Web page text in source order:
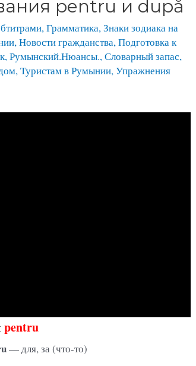
pentru и după
,Грамматика,Знаки зодиака на
,Новости гражданства,Подготовка к
,Румынский.Нюансы.,Словарный запас,
,Туристам в Румынии,Упражнения
pentru
— для, за (что-то)